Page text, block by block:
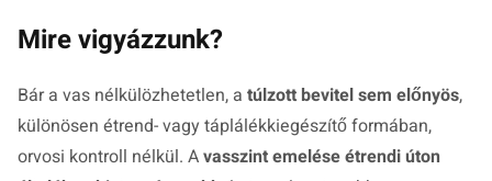
Mire vigyázzunk?
Bár a vas nélkülözhetetlen, a túlzott bevitel sem előnyös,
különösen étrend- vagy táplálékkiegészítő formában,
orvosi kontroll nélkül. Avasszint emelése étrendi úton